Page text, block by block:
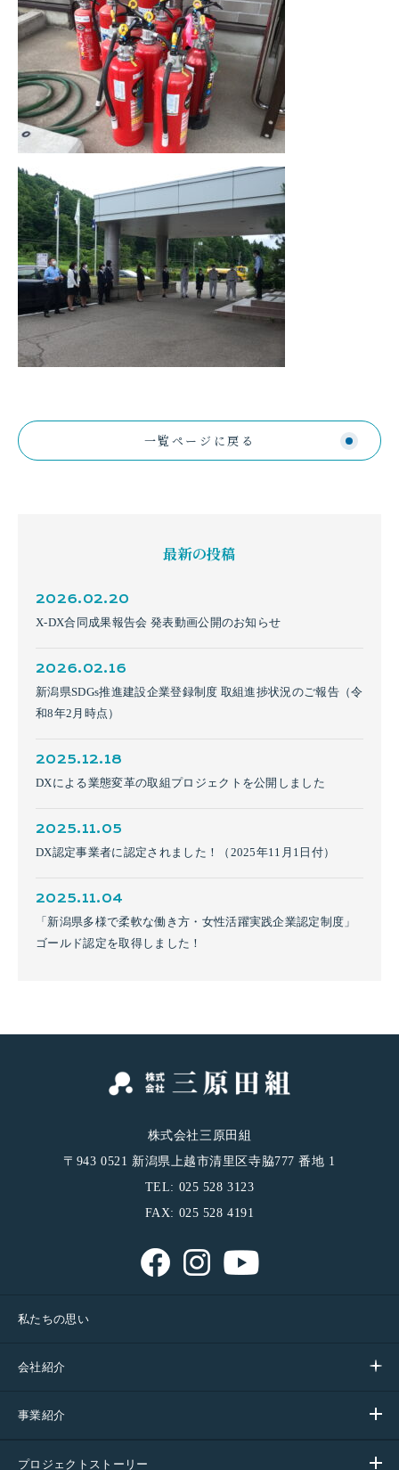
一覧ページに戻る
最新の投稿
X-DX合同成果報告会 発表動画公開のお知らせ
2026.02.20
新潟県SDGs推進建設企業登録制度 取組進捗状況のご報告（令
和8年2月時点）
2026.02.16
DXによる業態変革の取組プロジェクトを公開しました
2025.12.18
DX認定事業者に認定されました！（2025年11月1日付）
2025.11.05
「新潟県多様で柔軟な働き方・女性活躍実践企業認定制度」
ゴールド認定を取得しました！
2025.11.04
株式会社三原田組
〒943 0521 新潟県上越市清里区寺脇777 番地 1
TEL: 025 528 3123
FAX: 025 528 4191
私たちの思い
会社紹介
事業紹介
プロジェクトストーリー